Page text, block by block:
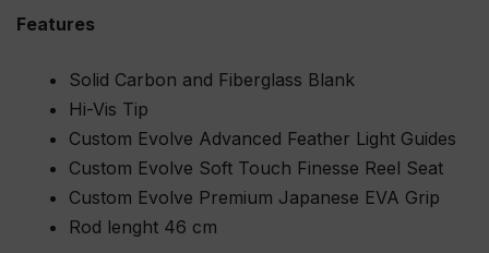
Features
Solid Carbon and Fiberglass Blank
Hi-Vis Tip
Custom Evolve Advanced Feather Light Guides
Custom Evolve Soft Touch Finesse Reel Seat
Custom Evolve Premium Japanese EVA Grip
Rod lenght 46 cm